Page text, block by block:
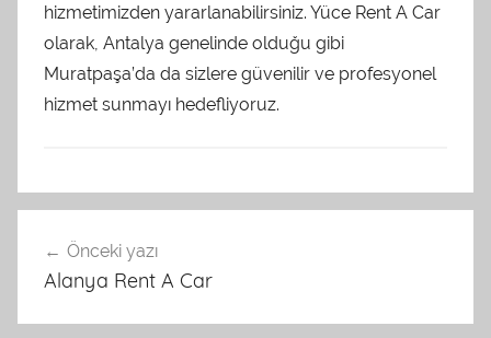
hizmetimizden yararlanabilirsiniz. Yüce Rent A Car
olarak, Antalya genelinde olduğu gibi
Muratpaşa’da da sizlere güvenilir ve profesyonel
hizmet sunmayı hedefliyoruz.
U
a
t
gezinmesi
Önceki yazı
Alanya Rent A Car